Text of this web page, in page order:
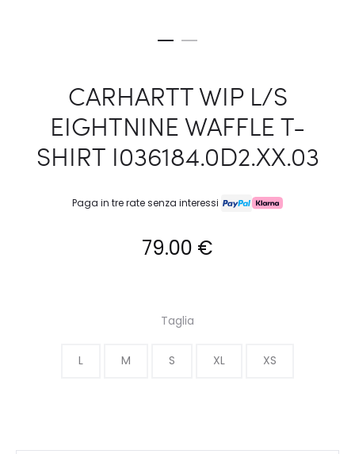
CARHARTT WIP L/S
EIGHTNINE WAFFLE T-
SHIRT I036184.0D2.XX.03
Paga in tre rate senza interessi
79.00 €
Taglia
L M S XL XS